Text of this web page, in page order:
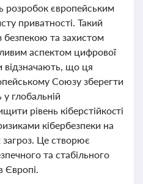
розробок європейським
приватності. Такий
безпекою та захистом
аспектом цифрової
відзначають, що ця
Союзу зберегти
глобальній
рівень кіберстійкості
кібербезпеки на
Це створює
та стабільного
Європі.